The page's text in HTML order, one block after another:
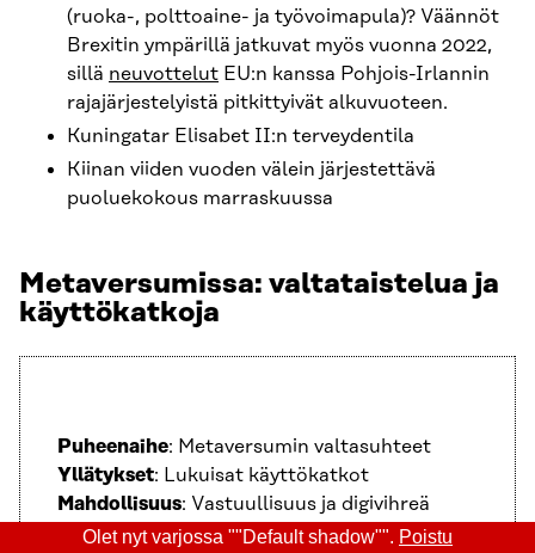
(ruoka-, polttoaine- ja työvoimapula)? Väännöt
Brexitin ympärillä jatkuvat myös vuonna 2022,
sillä neuvottelut EU:n kanssa Pohjois-Irlannin
rajajärjestelyistä pitkittyivät alkuvuoteen.
Kuningatar Elisabet II:n terveydentila
Kiinan viiden vuoden välein järjestettävä
puoluekokous marraskuussa
Metaversumissa: valtataistelua ja
käyttökatkoja
Puheenaihe: Metaversumin valtasuhteet
Yllätykset: Lukuisat käyttökatkot
Mahdollisuus: Vastuullisuus ja digivihreä
siirtymä
Olet nyt varjossa ""Default shadow"". Poistu